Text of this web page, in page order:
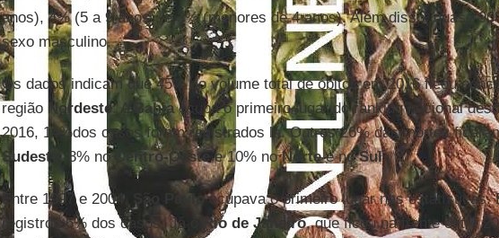
anos), 4% (5 a 9 anos), e 3% (menores de 4 anos). Além disso, quase
sexo masculino.
Os dados indicam que 45% do volume total de óbitos em 2016 ficou
região Nordeste. A Bahiaocupa o primeiro lugar do ranking nacional
2016, 14%dos casos foram registrados lá. Outros 26% das mortes
Sudeste , 8% no Centro-Oestee 10% noNortee noSul.
Entre 1997 e 2004, São Pauloocupava o primeiro lugar nas estatísticas.
registrou 6% dos casos. Já o Rio de Janeiro, que ficou na frente entre